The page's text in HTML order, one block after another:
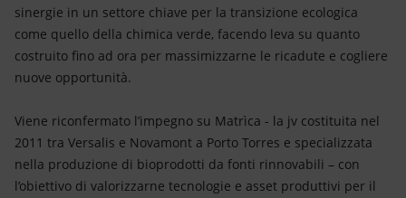
Energia accessibile
Innovazione
sinergie in un settore chiave per la transizione ecologica
come quello della chimica verde, facendo leva su quanto
costruito fino ad ora per massimizzarne le ricadute e cogliere
nuove opportunità.
Viene riconfermato l’impegno su Matrìca - la jv costituita nel
2011 tra Versalis e Novamont a Porto Torres e specializzata
nella produzione di bioprodotti da fonti rinnovabili – con
l’obiettivo di valorizzarne tecnologie e asset produttivi per il